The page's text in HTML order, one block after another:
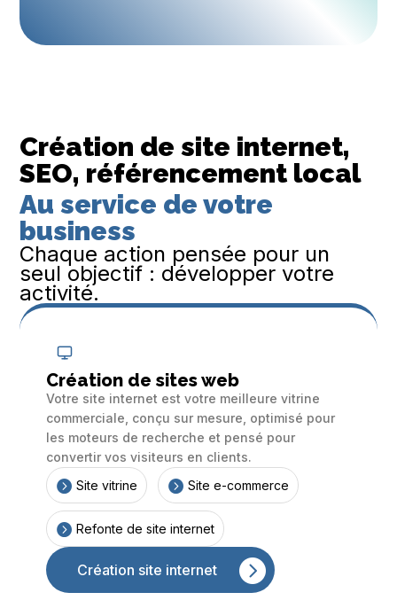
Création de site internet,
SEO, référencement local
Au service de votre
business
Chaque action pensée pour un
seul objectif : développer votre
activité.
Création de sites web
Votre site internet est votre meilleure vitrine
commerciale, conçu sur mesure, optimisé pour
les moteurs de recherche et pensé pour
convertir vos visiteurs en clients.
 Site vitrine  Site e-commerce
 Refonte de site internet
Création site internet